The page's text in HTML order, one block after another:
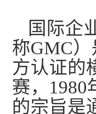
国际企
称GMC
方认证的
赛， 1980
的宗旨是